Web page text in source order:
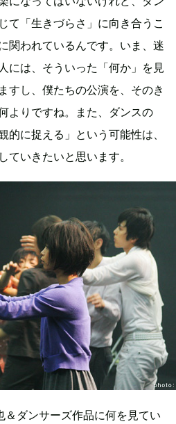
て「生きづらさ」に向き合うこ
関われているんです。いま、迷
には、そういった「何か」を見
すし、僕たちの公演を、そのき
よりですね。また、ダンスの
的に捉える」という可能性は、
ていきたいと思います。
ダンサーズ作品に何を見てい